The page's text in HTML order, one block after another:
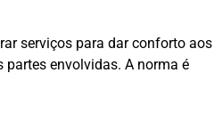
serviços para dar conforto aos
envolvidas. A norma é